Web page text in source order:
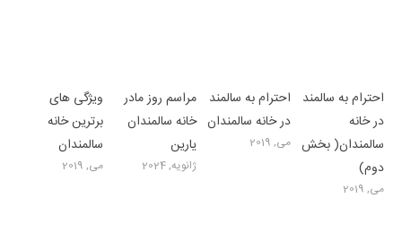
ویژگی های
برترین خانه
سالمندان
می, 2019
مراسم روز مادر
خانه سالمندان
یارین
ژانویه, 2024
احترام به سالمند
در خانه سالمندان
می, 2019
احترام به سالمند
در خانه
سالمندان( بخش
دوم)
می, 2019